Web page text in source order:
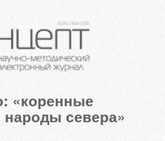
«коренные
севера»